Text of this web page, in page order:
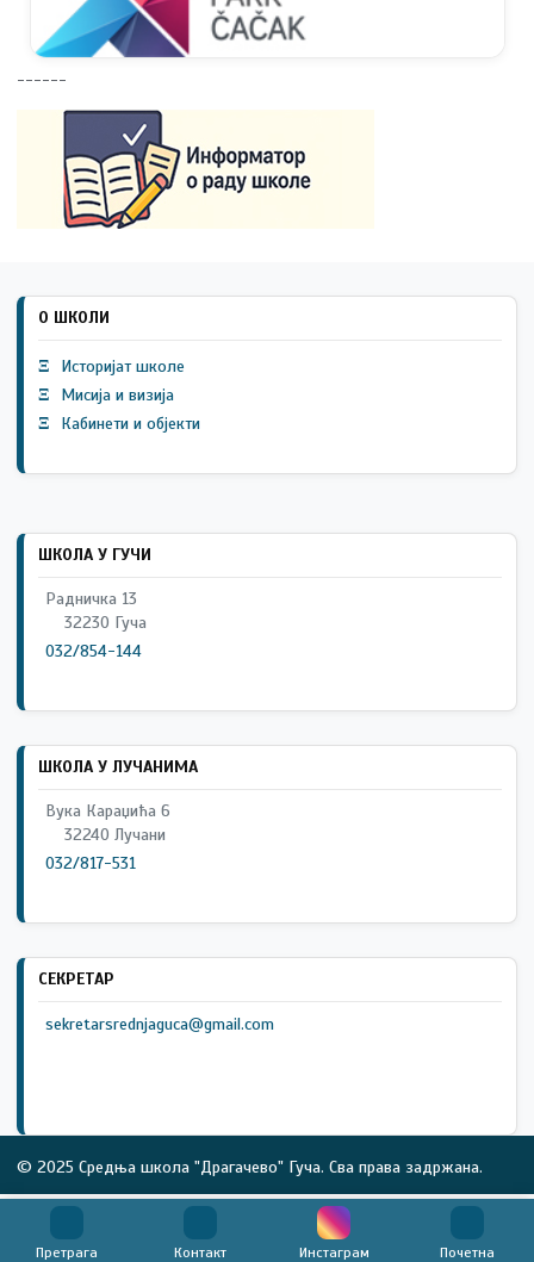
------
О ШКОЛИ
Ξ
Историјат школе
Ξ
Мисија и визија
Ξ
Кабинети и објекти
ШКОЛА У ГУЧИ
Радничка 13
32230 Гуча
032/854-144
ШКОЛА У ЛУЧАНИМА
Вука Караџића 6
32240 Лучани
032/817-531
СЕКРЕТАР
sekretarsrednjaguca@gmail.com
© 2025 Средња школа "Драгачево" Гуча. Сва права задржана.
Претрага Контакт Инстаграм Почетна